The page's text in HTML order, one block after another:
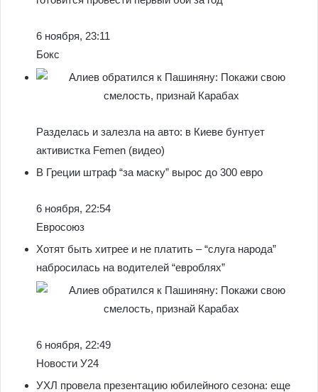
6 ноября, 23:11
Бокс
Разделась и залезла на авто: в Киеве бунтует
активистка Femen (видео)
В Греции штраф “за маску” вырос до 300 евро
6 ноября, 22:54
Евросоюз
Хотят быть хитрее и не платить – “слуга народа”
набросилась на водителей “евроблях”
6 ноября, 22:49
Новости У24
УХЛ провела презентацию юбилейного сезона: еще